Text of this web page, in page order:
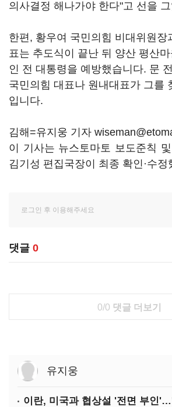
의사결정 해나가야 한다"고 선을
한편, 황우여 국민의힘 비대위원장
표는 추도식이 끝난 뒤 양산 평산
인 전 대통령을 예방했습니다. 문
국민의힘 대표나 원내대표가 그를
입니다.
김해=유지웅 기자
이 기사는 뉴스토마토 보도준칙
김기성 편집국장이 최종 확인·수정
댓글 0
0/0 댓글 더보기
유지웅